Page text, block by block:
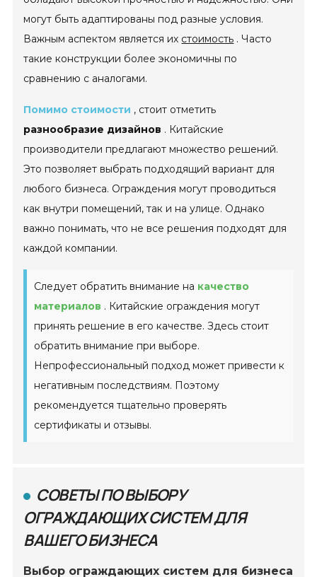
могут быть адаптированы под разные условия.
Важным аспектом является их стоимость . Часто
такие конструкции более экономичны по
сравнению с аналогами.
Помимо стоимости , стоит отметить
разнообразие дизайнов . Китайские
производители предлагают множество решений.
Это позволяет выбрать подходящий вариант для
любого бизнеса. Ограждения могут проводиться
как внутри помещений, так и на улице. Однако
важно понимать, что не все решения подходят для
каждой компании.
Следует обратить внимание на качество
материалов . Китайские ограждения могут
принять решение в его качестве. Здесь стоит
обратить внимание при выборе.
Непрофессиональный подход может привести к
негативным последствиям. Поэтому
рекомендуется тщательно проверять
сертификаты и отзывы.
СОВЕТЫ ПО ВЫБОРУ
ОГРАЖДАЮЩИХ СИСТЕМ ДЛЯ
ВАШЕГО БИЗНЕСА
Выбор ограждающих систем для бизнеса